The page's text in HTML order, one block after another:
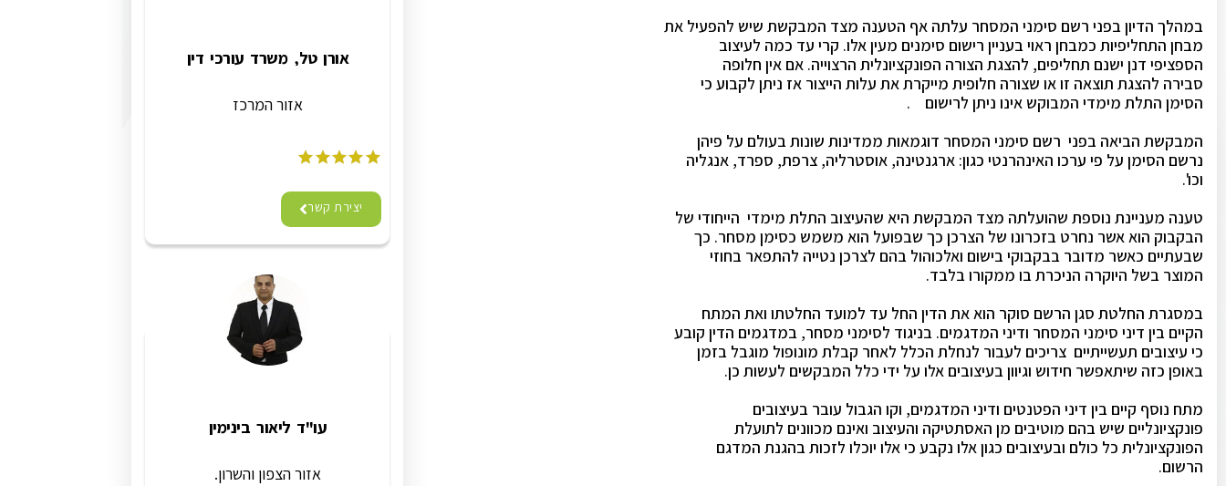
במהלך הדיון בפני רשם סימני המסחר עלתה אף הטענה מצד המבקשת שיש להפעיל את
מבחן התחליפיות כמבחן ראוי בעניין רישום סימנים מעין אלו. קרי עד כמה לעיצוב
הספציפי דנן ישנם תחליפים, להצגת הצורה הפונקציונלית הרצוייה. אם אין חלופה
סבירה להצגת תוצאה זו או שצורה חלופית מייקרת את עלות הייצור אז ניתן לקבוע כי
הסימן התלת מימדי המבוקש אינו ניתן לרישום .
המבקשת הביאה בפני רשם סימני המסחר דוגמאות ממדינות שונות בעולם על פיהן
נרשם הסימן על פי ערכו האינהרנטי כגון: ארגנטינה, אוסטרליה, צרפת, ספרד, אנגליה
וכו'.
טענה מעניינת נוספת שהועלתה מצד המבקשת היא שהעיצוב התלת מימדי הייחודי של
הבקבוק הוא אשר נחרט בזכרונו של הצרכן כך שבפועל הוא משמש כסימן מסחר. כך
שבעתיים כאשר מדובר בבקבוקי בישום ואלכוהול בהם לצרכן נטייה להתפאר בחוזי
המוצר בשל היוקרה הניכרת בו ממקורו בלבד.
במסגרת החלטת סגן הרשם סוקר הוא את הדין החל עד למועד החלטתו ואת המתח
הקיים בין דיני סימני המסחר ודיני המדגמים. בניגוד לסימני מסחר, במדגמים הדין קובע
כי עיצובים תעשייתיים צריכים לעבור לנחלת הכלל לאחר קבלת מונופול מוגבל בזמן
באופן כזה שיתאפשר חידוש וגיוון בעיצובים אלו על ידי כלל המבקשים לעשות כן.
מתח נוסף קיים בין דיני הפטנטים ודיני המדגמים, וקו הגבול עובר בעיצובים
פונקציונליים שיש בהם מוטיבים מן האסתטיקה והעיצוב ואינם מכוונים לתועלת
הפונקציונלית כל כולם ובעיצובים כגון אלו נקבע כי אלו יוכלו לזכות בהגנת המדגם
הרשום.
אורן טל, משרד עורכי דין
אזור המרכז
יצירת קשר
עו"ד ליאור בינימין
אזור הצפון והשרון.